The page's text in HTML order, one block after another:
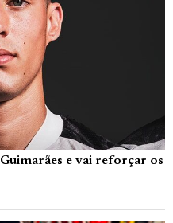
e vai reforçar os